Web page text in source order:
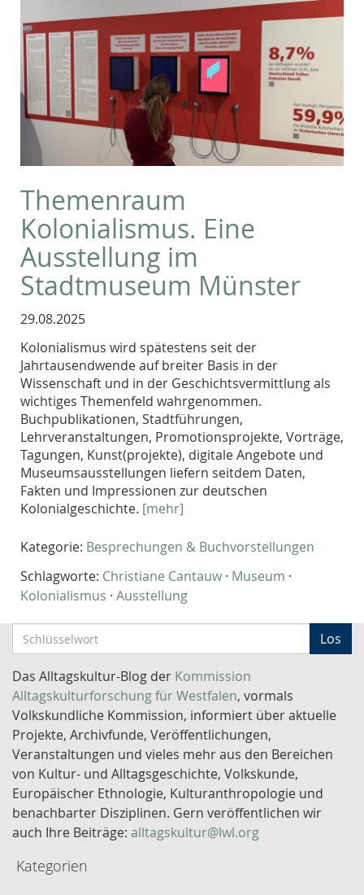
Themenraum
Kolonialismus. Eine
Ausstellung im
Stadtmuseum Münster
29.08.2025
Kolonialismus wird spätestens seit der
Jahrtausendwende auf breiter Basis in der
Wissenschaft und in der Geschichtsvermittlung als
wichtiges Themenfeld wahrgenommen.
Buchpublikationen, Stadtführungen,
Lehrveranstaltungen, Promotionsprojekte, Vorträge,
Tagungen, Kunst(projekte), digitale Angebote und
Museumsausstellungen liefern seitdem Daten,
Fakten und Impressionen zur deutschen
Kolonialgeschichte. [mehr]
Kategorie: Besprechungen & Buchvorstellungen
Schlagworte: Christiane Cantauw · Museum ·
Kolonialismus · Ausstellung
c
h
l
ü
s
s
e
l
w
o
Los
Das Alltagskultur-Blog der Kommission
Alltagskulturforschung für Westfalen, vormals
Volkskundliche Kommission, informiert über aktuelle
Projekte, Archivfunde, Veröffentlichungen,
Veranstaltungen und vieles mehr aus den Bereichen
von Kultur- und Alltagsgeschichte, Volkskunde,
Europäischer Ethnologie, Kulturanthropologie und
benachbarter Disziplinen. Gern veröffentlichen wir
auch Ihre Beiträge: alltagskultur@lwl.org
Kategorien